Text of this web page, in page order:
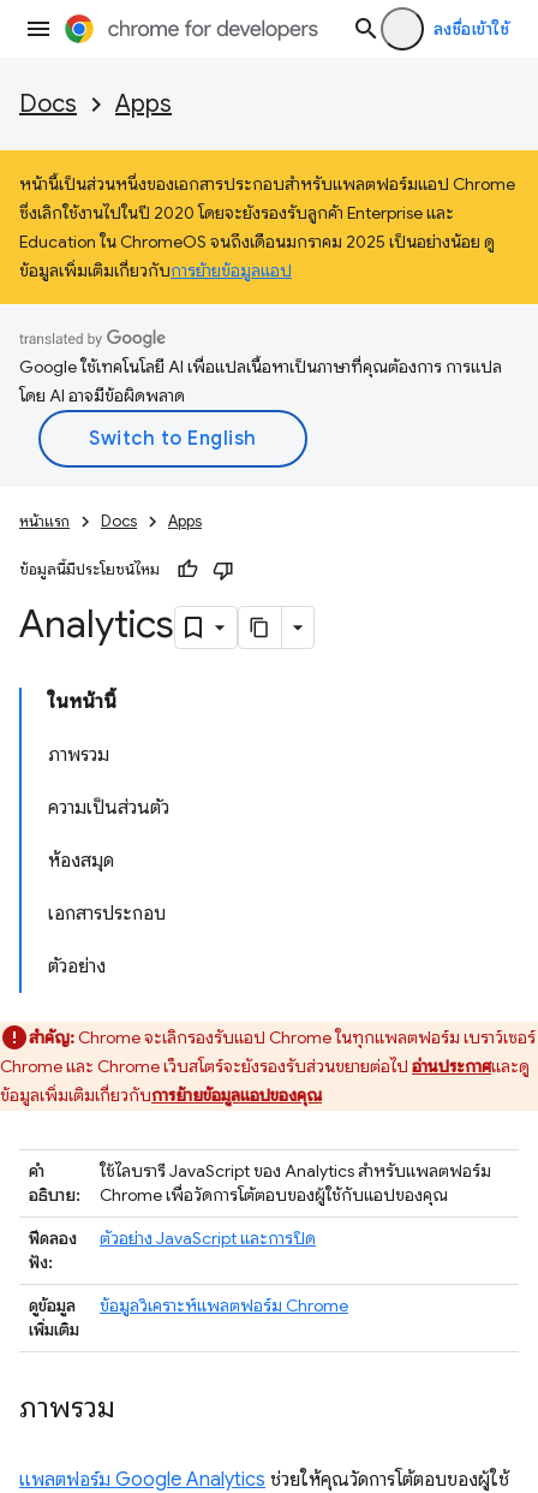
ลงชื่อเข้าใช้
Docs Apps
หน้านี้เป็นส่วนหนึ่งของเอกสารประกอบสำหรับแพลตฟอร์มแอป Chrome
ซึ่งเลิกใช้งานไปในปี 2020 โดยจะยังรองรับลูกค้า Enterprise และ
Education ใน ChromeOS จนถึงเดือนมกราคม 2025 เป็นอย่างน้อย ดู
ข้อมูลเพิ่มเติมเกี่ยวกับการย้ายข้อมูลแอป
Google ใช้เทคโนโลยี AI เพื่อแปลเนื้อหาเป็นภาษาที่คุณต้องการ การแปล
โดย AI อาจมีข้อผิดพลาด
หน้าแรก Docs Apps
ข้อมูลนี้มีประโยชน์ไหม
Analytics
ในหน้านี้
ภาพรวม
ความเป็นส่วนตัว
ห้องสมุด
เอกสารประกอบ
ตัวอย่าง
สำคัญ:Chrome จะเลิกรองรับแอป Chrome ในทุกแพลตฟอร์ม เบราว์เซอร์
Chrome และ Chrome เว็บสโตร์จะยังรองรับส่วนขยายต่อไป อ่านประกาศและดู
ข้อมูลเพิ่มเติมเกี่ยวกับการย้ายข้อมูลแอปของคุณ
คำ
อธิบาย:
ใช้ไลบรารี JavaScript ของ Analytics สำหรับแพลตฟอร์ม
Chrome เพื่อวัดการโต้ตอบของผู้ใช้กับแอปของคุณ
ฟีดลอง
ฟัง:
ตัวอย่าง JavaScript และการปิด
ดูข้อมูล
เพิ่มเติม
ข้อมูลวิเคราะห์แพลตฟอร์ม Chrome
ภาพรวม
แพลตฟอร์ม Google Analytics ช่วยให้คุณวัดการโต้ตอบของผู้ใช้